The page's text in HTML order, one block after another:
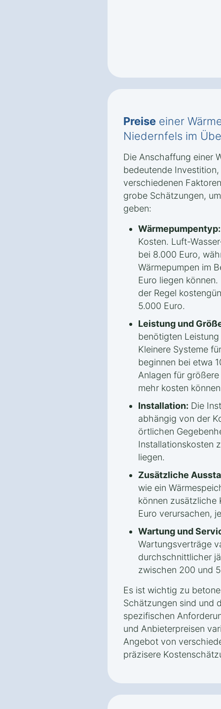
Preise einer
Niedernfels im
Die Anschaffung einer
bedeutende
verschiedenen
grobe Schätzungen,
geben:
Wärmepumpentyp:
Kosten. Luft-
bei 8.000 Euro,
Wärmepumpen im
Euro liegen
der Regel
5.000 Euro.
Leistung und
benötigten
Kleinere Systeme
beginnen bei etwa
Anlagen für
mehr kosten
Installation: Die
abhängig von der
örtlichen
Installationskosten
liegen.
Zusätzliche
wie ein
können zusätzliche
Euro verursachen,
Wartung und
Wartungsverträge
durchschnittlicher
zwischen 200 und
Es ist wichtig zu
Schätzungen sind und
spezifischen
und Anbieterpreisen
Angebot von
präzisere